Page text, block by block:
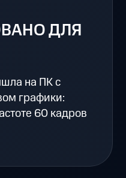
ДЛЯ
на ПК с
графики:
60 кадров